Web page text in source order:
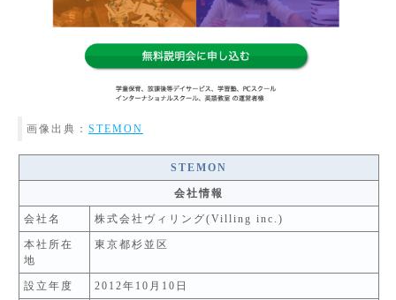
画像出典： STEMON
STEMON
会社情報
会社名 株式会社ヴィリング(Villing inc.)
本社所在
地
東京都杉並区
設立年度 2012年10月10日